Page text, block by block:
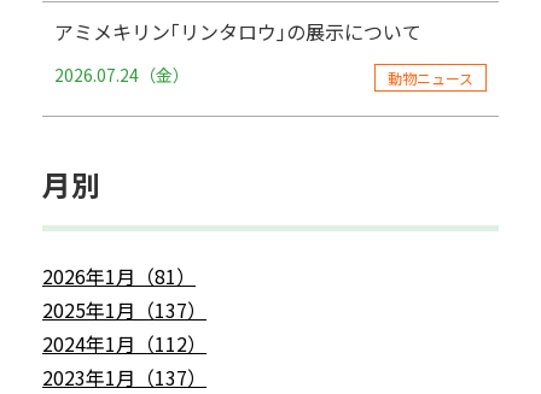
アミメキリン｢リンタロウ｣の展示について
2026.07.24（金） 動物ニュース
月別
2026年1月（81）
2025年1月（137）
2024年1月（112）
2023年1月（137）